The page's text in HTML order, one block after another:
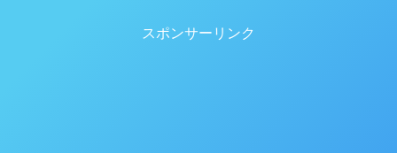
スポンサーリンク